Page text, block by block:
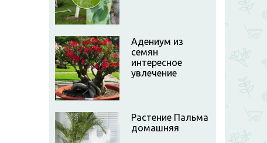
Адениум из
семян
интересное
увлечение
Растение Пальма
домашняя